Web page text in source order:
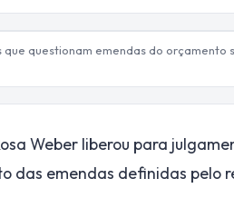
questionam emendas do
Weber liberou para
das emendas definidas pelo